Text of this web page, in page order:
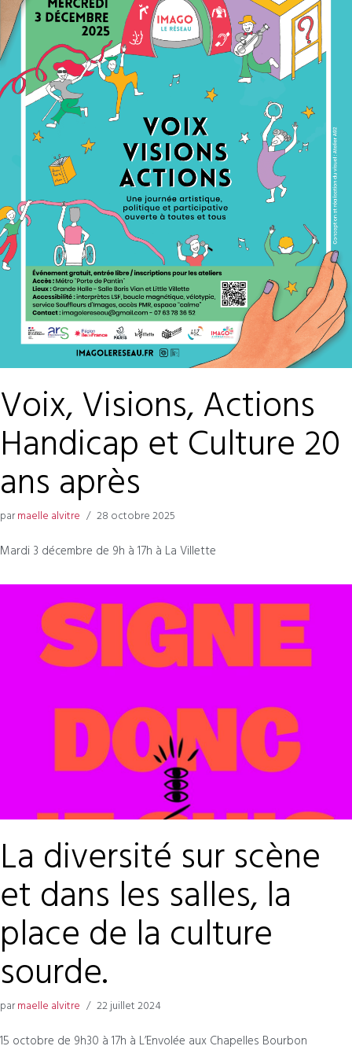
Voix, Visions, Actions
Handicap et Culture 20
ans après
parmaelle alvitre 28 octobre 2025
Mardi 3 décembre de 9h à 17h à La Villette
La diversité sur scène
et dans les salles, la
place de la culture
sourde.
parmaelle alvitre 22 juillet 2024
15 octobre de 9h30 à 17h à L’Envolée aux Chapelles Bourbon